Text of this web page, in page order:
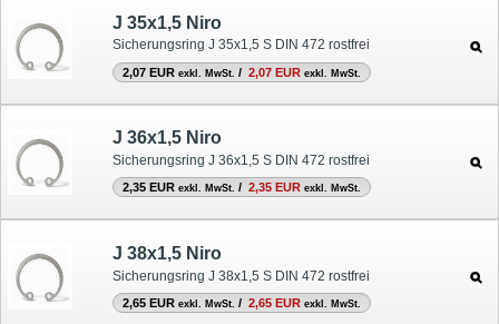
J 35x1,5 Niro
Sicherungsring J 35x1,5 S DIN 472 rostfrei
2,07 EUR exkl. MwSt. / 2,07 EUR exkl. MwSt.
J 36x1,5 Niro
Sicherungsring J 36x1,5 S DIN 472 rostfrei
2,35 EUR exkl. MwSt. / 2,35 EUR exkl. MwSt.
J 38x1,5 Niro
Sicherungsring J 38x1,5 S DIN 472 rostfrei
2,65 EUR exkl. MwSt. / 2,65 EUR exkl. MwSt.